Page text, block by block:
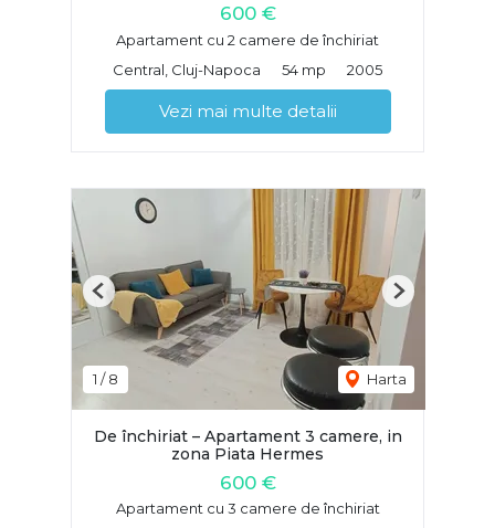
600 €
Apartament cu 2 camere de închiriat
Central, Cluj-Napoca
54 mp 2005
Vezi mai multe detalii
1 /8 Harta
Previous Next
De închiriat – Apartament 3 camere, in
zona Piata Hermes
600 €
Apartament cu 3 camere de închiriat